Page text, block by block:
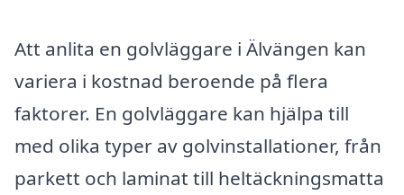
Att anlita en golvläggare i Älvängen kan
variera i kostnad beroende på flera
faktorer. En golvläggare kan hjälpa till
med olika typer av golvinstallationer, från
parkett och laminat till heltäckningsmatta